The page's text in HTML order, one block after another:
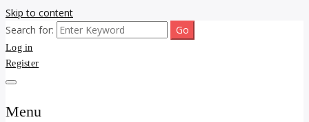
Skip to content
รับจ้างโพสต์ขายบ้าน ขาย
ของ ติดหน้าแรก Google Ai
Search ราคาถูกที่สุด! เน้น
ขายบ้านไม่ออก ขายสินค้าไม่ได้ บอกเรา! รับจ้างลงโพสต์อสังหาฯ รับโพส
เว็บบอร์ดSEO ดันติดหน้าแรก Google AI ชัวร์ 🎯 … ให้เราจัดการให้! ด้วย
ระบบ AI Search & SEO ที่แม่นยำที่สุด
Search for:
Log in
Register
Menu